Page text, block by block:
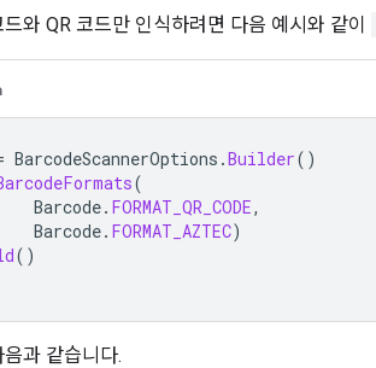
드와 QR 코드만 인식하려면 다음 예시와 같이
BarcodeScannerOptions .Builder()
(
Barcode. FORMAT_QR_CODE,
Barcode. FORMAT_AZTEC)
()
음과 같습니다.